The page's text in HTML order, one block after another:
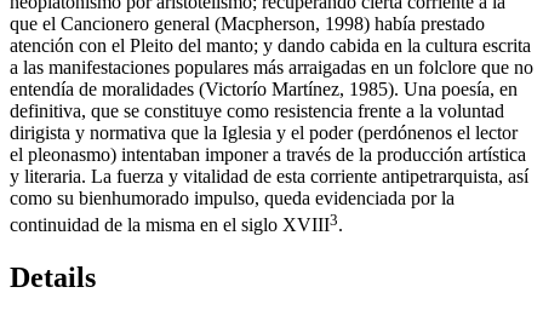
que el Cancionero general (Macpherson, 1998) había prestado
atención con el Pleito del manto; y dando cabida en la cultura escrita
a las manifestaciones populares más arraigadas en un folclore que no
entendía de moralidades (Victorío Martínez, 1985). Una poesía, en
definitiva, que se constituye como resistencia frente a la voluntad
dirigista y normativa que la Iglesia y el poder (perdónenos el lector
el pleonasmo) intentaban imponer a través de la producción artística
y literaria. La fuerza y vitalidad de esta corriente antipetrarquista, así
como su bienhumorado impulso, queda evidenciada por la
continuidad de la misma en el siglo XVIII3.
Details